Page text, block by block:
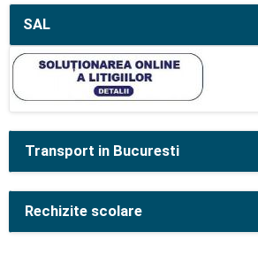
SAL
Transport in Bucuresti
Rechizite scolare